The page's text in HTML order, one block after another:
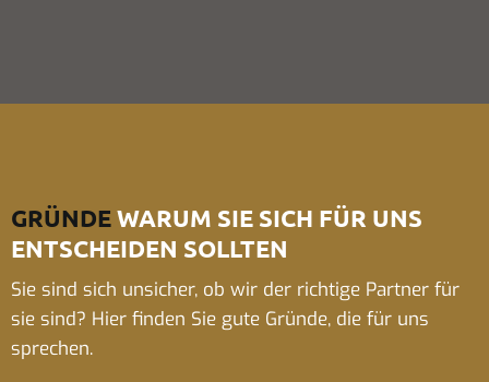
GRÜNDEWARUM SIE SICH FÜR UNS
ENTSCHEIDEN SOLLTEN
Sie sind sich unsicher, ob wir der richtige Partner für
sie sind? Hier finden Sie gute Gründe, die für uns
sprechen.